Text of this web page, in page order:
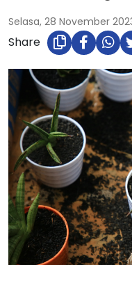
Selasa, 28 November
Share